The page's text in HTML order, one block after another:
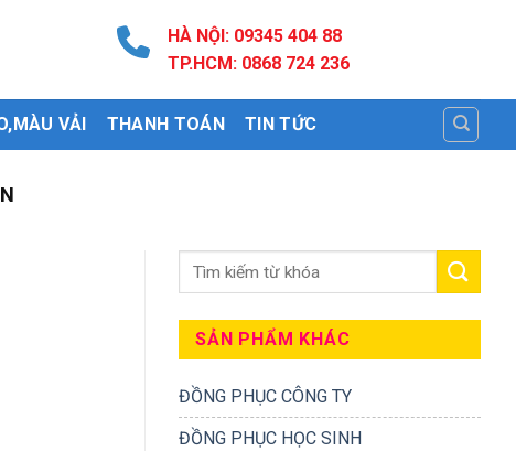
HÀ NỘI: 09345 404 88
TP.HCM: 0868 724 236
VẢI THANH TOÁN TIN TỨC
SẢN PHẨM KHÁC
ĐỒNG PHỤC CÔNG TY
ĐỒNG PHỤC HỌC SINH